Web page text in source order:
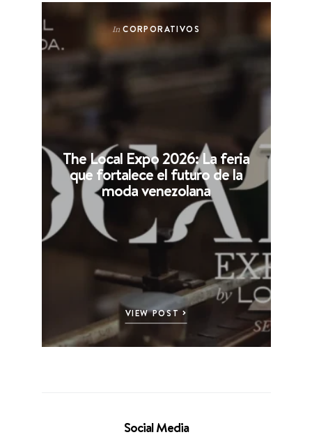
In CORPORATIVOS
The Local Expo 2026: La feria
que fortalece el futuro de la
moda venezolana
VIEW POST
Social Media